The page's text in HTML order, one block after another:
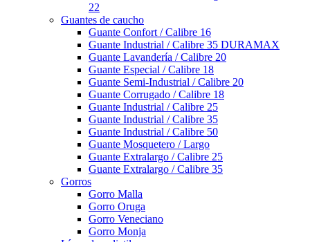
22
Guantes de caucho
Guante Confort / Calibre 16
Guante Industrial / Calibre 35 DURAMAX
Guante Lavandería / Calibre 20
Guante Especial / Calibre 18
Guante Semi-Industrial / Calibre 20
Guante Corrugado / Calibre 18
Guante Industrial / Calibre 25
Guante Industrial / Calibre 35
Guante Industrial / Calibre 50
Guante Mosquetero / Largo
Guante Extralargo / Calibre 25
Guante Extralargo / Calibre 35
Gorros
Gorro Malla
Gorro Oruga
Gorro Veneciano
Gorro Monja